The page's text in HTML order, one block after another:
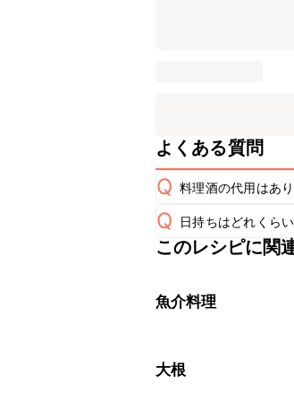
よくある質問
Q 料理酒の代用はあ
A
Q 日持ちはどれくら
保存期間は冷蔵で
※日持ちは目安です。
このレシピに関
魚介料理
大根